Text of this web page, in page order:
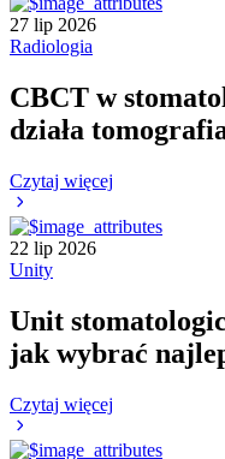
27 lip 2026
Radiologia
CBCT w
działa
Czytaj więcej
22 lip 2026
Unity
Unit
jak wybrać
Czytaj więcej